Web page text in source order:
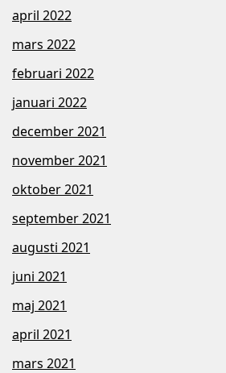
april 2022
mars 2022
februari 2022
januari 2022
december 2021
november 2021
oktober 2021
september 2021
augusti 2021
juni 2021
maj 2021
april 2021
mars 2021